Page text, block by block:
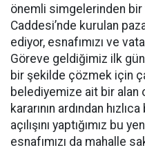
önemli simgelerinden
Caddesi’nde kurulan
ediyor, esnafımızı ve
Göreve geldiğimiz ilk
bir şekilde çözmek için
belediyemize ait bir alan
kararının ardından
açılışını yaptığımız bu
esnafımızı da mahalle